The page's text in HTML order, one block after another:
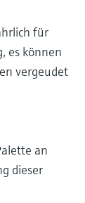
für
es können
vergeudet
an
dieser